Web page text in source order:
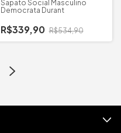
Sapato Social Masculino
Democrata Durant
R$339,90 R$534,90